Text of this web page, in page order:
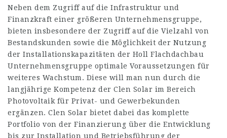
Neben dem Zugriff auf die Infrastruktur und
Finanzkraft einer größeren Unternehmensgruppe,
bieten insbesondere der Zugriff auf die Vielzahl von
Bestandskunden sowie die Möglichkeit der Nutzung
der Installationskapazitäten der Holl Flachdachbau
Unternehmensgruppe optimale Voraussetzungen für
weiteres Wachstum. Diese will man nun durch die
langjährige Kompetenz der Clen Solar im Bereich
Photovoltaik für Privat- und Gewerbekunden
ergänzen. Clen Solar bietet dabei das komplette
Portfolio von der Finanzierung über die Entwicklung
bis zur Installation und Betriebsführung der